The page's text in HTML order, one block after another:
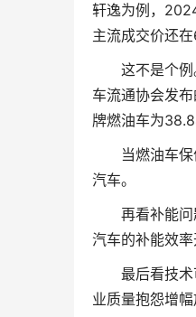
轩逸为例，
主流成交价还
这不是个例。
车流通协会发
牌燃油车为
当燃油车保值
汽车。
再看补能问题
汽车的补能效
最后看技术可
业质量抱怨增